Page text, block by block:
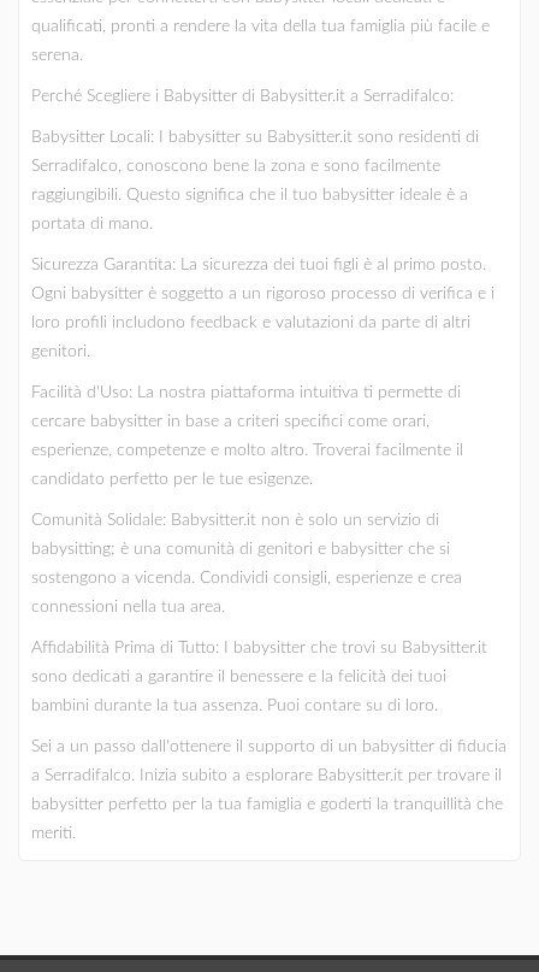
qualificati, pronti a rendere la vita della tua famiglia più facile e
serena.
Perché Scegliere i Babysitter di Babysitter.it a Serradifalco:
Babysitter Locali: I babysitter su Babysitter.it sono residenti di
Serradifalco, conoscono bene la zona e sono facilmente
raggiungibili. Questo significa che il tuo babysitter ideale è a
portata di mano.
Sicurezza Garantita: La sicurezza dei tuoi figli è al primo posto.
Ogni babysitter è soggetto a un rigoroso processo di verifica e i
loro profili includono feedback e valutazioni da parte di altri
genitori.
Facilità d'Uso: La nostra piattaforma intuitiva ti permette di
cercare babysitter in base a criteri specifici come orari,
esperienze, competenze e molto altro. Troverai facilmente il
candidato perfetto per le tue esigenze.
Comunità Solidale: Babysitter.it non è solo un servizio di
babysitting; è una comunità di genitori e babysitter che si
sostengono a vicenda. Condividi consigli, esperienze e crea
connessioni nella tua area.
Affidabilità Prima di Tutto: I babysitter che trovi su Babysitter.it
sono dedicati a garantire il benessere e la felicità dei tuoi
bambini durante la tua assenza. Puoi contare su di loro.
Sei a un passo dall'ottenere il supporto di un babysitter di fiducia
a Serradifalco. Inizia subito a esplorare Babysitter.it per trovare il
babysitter perfetto per la tua famiglia e goderti la tranquillità che
meriti.